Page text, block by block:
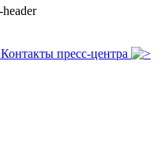
Контакты пресс-центра